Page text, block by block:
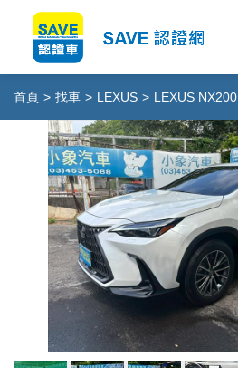
首頁 > 找車 > LEXUS > LEXUS NX200